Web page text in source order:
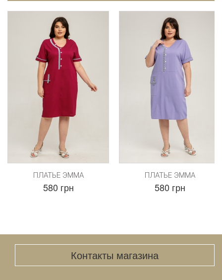
ПЛАТЬЕ ЭММА
580 грн
ПЛАТЬЕ ЭММА
580 грн
Контакты магазина